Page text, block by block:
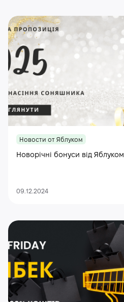
Новости от Яблуком
Новорічні бонуси від Яблуком
09.12.2024